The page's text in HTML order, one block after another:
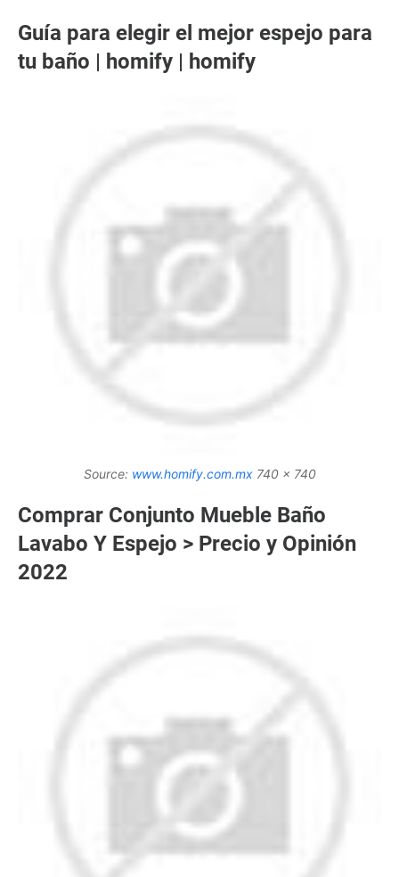
Guía para elegir el mejor espejo para
tu baño | homify | homify
Source: www.homify.com.mx740 x 740
Comprar Conjunto Mueble Baño
Lavabo Y Espejo > Precio y Opinión
2022